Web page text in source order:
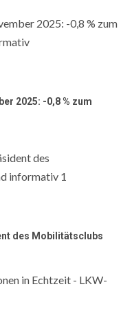
2025: -0,8 % zum
des Mobilitätsclubs